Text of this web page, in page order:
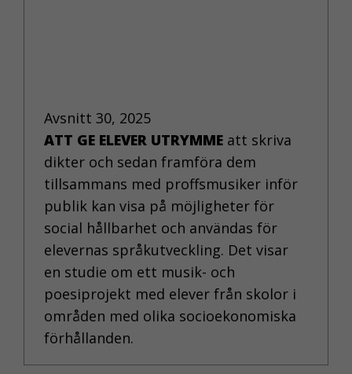
Avsnitt 30, 2025
ATT GE ELEVER UTRYMME att skriva
dikter och sedan framföra dem
tillsammans med proffsmusiker inför
publik kan visa på möjligheter för
social hållbarhet och användas för
elevernas språkutveckling. Det visar
en studie om ett musik- och
poesiprojekt med elever från skolor i
områden med olika socioekonomiska
förhållanden.
FUNKTIONELLA
KAKOR
Funktionella
kakor gör det
möjligt att
funktionalitet och
personliga
anpassningar för
dig på